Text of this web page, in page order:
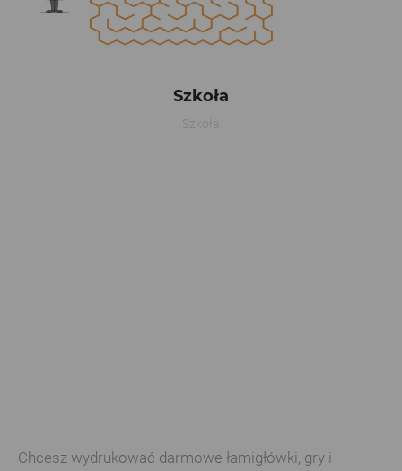
Szkoła
Szkoła
Chcesz wydrukować darmowe łamigłówki, gry i